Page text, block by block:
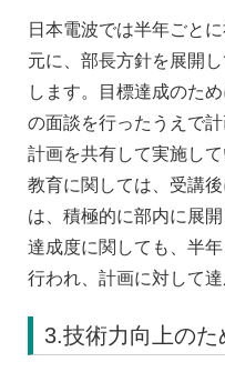
日本電波では半年ごと
元に、部長方針を展開
します。目標達成のた
の面談を行ったうえで
計画を共有して実施し
教育に関しては、受講
は、積極的に部内に展
達成度に関しても、半
行われ、計画に対して
3.技術力向上のた